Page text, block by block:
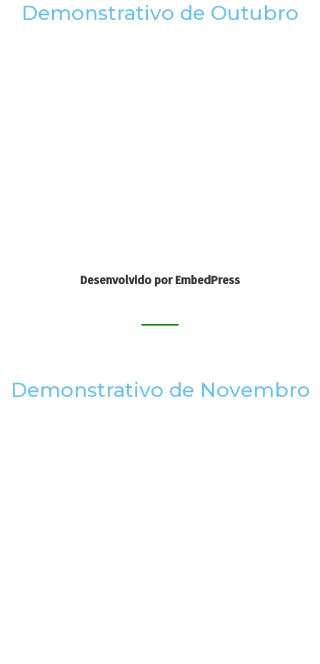
Demonstrativo de Outubro
Desenvolvido por EmbedPress
Demonstrativo de Novembro